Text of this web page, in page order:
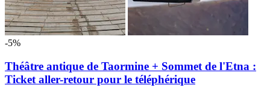
-5%
Théâtre antique de Taormine + Sommet de l'Etna :
Ticket aller-retour pour le téléphérique